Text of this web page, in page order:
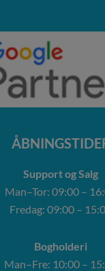
Support og Salg
Man–Tor: 09:00 –
Fredag: 09:00 –
Bogholderi
Man–Fre: 10:00 –